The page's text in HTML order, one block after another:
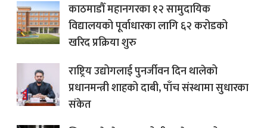
काठमाडौँ महानगरका १२ सामुदायिक
विद्यालयको पूर्वाधारका लागि ६२ करोडको
खरिद प्रक्रिया शुरु
राष्ट्रिय उद्योगलाई पुनर्जीवन दिन थालेको
प्रधानमन्त्री शाहको दाबी, पाँच संस्थामा सुधारका
संकेत